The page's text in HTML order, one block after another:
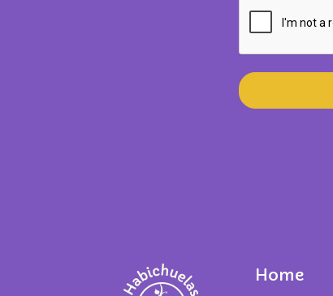
Home